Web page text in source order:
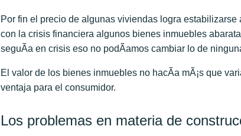
Por fin el precio de algunas viviendas logra
con la crisis financiera algunos bienes inmuebles
seguÃ­a en crisis eso no podÃ­amos cambiar lo de
El valor de los bienes inmuebles no hacÃ­a mÃ¡s que
ventaja para el consumidor.
Los problemas en materia de